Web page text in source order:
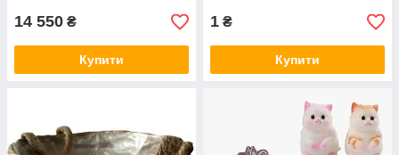
14 550 ₴
Купити
1 ₴
Купити